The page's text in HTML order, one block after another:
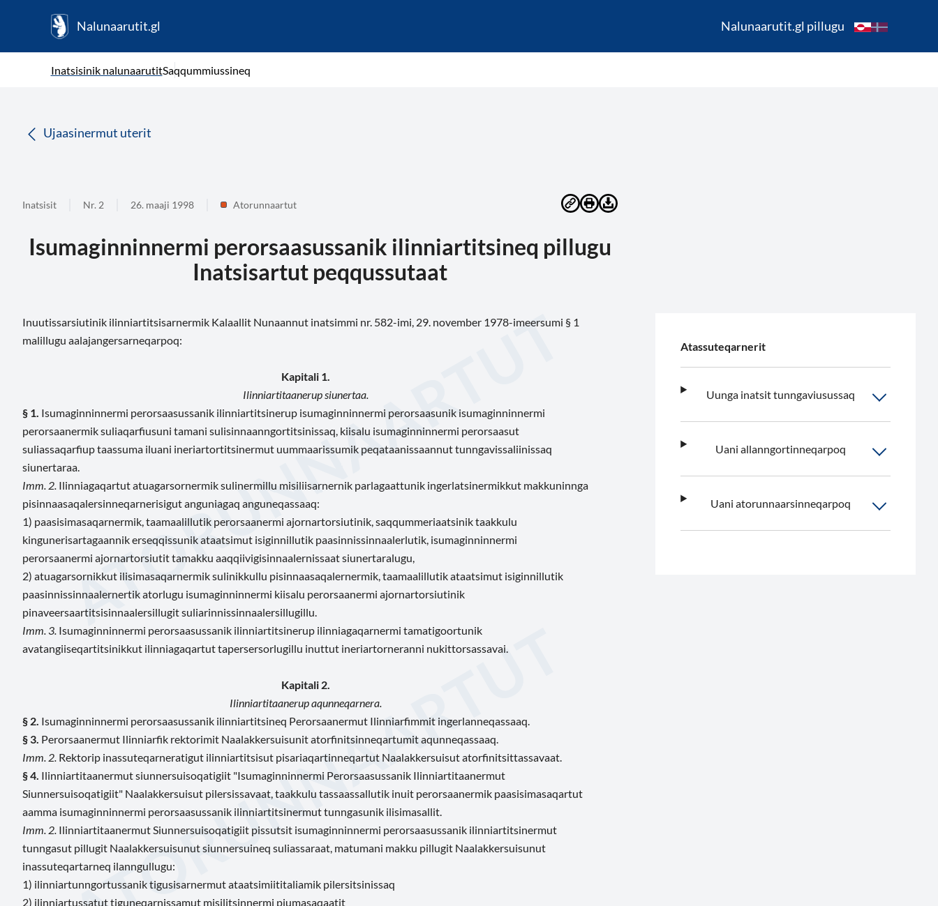
Nalunaarutit.gl Nalunaarutit.gl pillugu
Inatsisinik nalunaarutitSaqqummiussineq
Ujaasinermut uterit
Inatsisit Nr. 2 26. maaji 1998 Atorunnaartut
Isumaginninnermi perorsaasussanik ilinniartitsineq pillugu
Inatsisartut peqqussutaat
Inuutissarsiutinik ilinniartitsisarnermik Kalaallit Nunaannut inatsimmi nr. 582-imi, 29. november 1978-imeersumi § 1
malillugu aalajangersarneqarpoq:
Kapitali 1.
Ilinniartitaanerup siunertaa.
§ 1. Isumaginninnermi perorsaasussanik ilinniartitsinerup isumaginninnermi perorsaasunik isumaginninnermi
perorsaanermik suliaqarfiusuni tamani sulisinnaanngortitsinissaq, kiisalu isumaginninnermi perorsaasut
suliassaqarfiup taassuma iluani ineriartortitsinermut uummaarissumik peqataanissaannut tunngavissaliinissaq
siunertaraa.
Imm. 2. Ilinniagaqartut atuagarsornermik sulinermillu misiliisarnernik parlagaattunik ingerlatsinermikkut makkuninnga
pisinnaasaqalersinneqarnerisigut anguniagaq anguneqassaaq:
1) paasisimasaqarnermik, taamaalillutik perorsaanermi ajornartorsiutinik, saqqummeriaatsinik taakkulu
kingunerisartagaannik erseqqissunik ataatsimut isiginnillutik paasinnissinnaalerlutik, isumaginninnermi
perorsaanermi ajornartorsiutit tamakku aaqqiivigisinnaalernissaat siunertaralugu,
2) atuagarsornikkut ilisimasaqarnermik sulinikkullu pisinnaasaqalernermik, taamaalillutik ataatsimut isiginnillutik
paasinnissinnaalernertik atorlugu isumaginninnermi kiisalu perorsaanermi ajornartorsiutinik
pinaveersaartitsisinnaalersillugit suliarinnissinnaalersillugillu.
Imm. 3. Isumaginninnermi perorsaasussanik ilinniartitsinerup ilinniagaqarnermi tamatigoortunik
avatangiiseqartitsinikkut ilinniagaqartut tapersersorlugillu inuttut ineriartorneranni nukittorsassavai.
Kapitali 2.
Ilinniartitaanerup aqunneqarnera.
§ 2. Isumaginninnermi perorsaasussanik ilinniartitsineq Perorsaanermut Ilinniarfimmit ingerlanneqassaaq.
§ 3. Perorsaanermut Ilinniarfik rektorimit Naalakkersuisunit atorfinitsinneqartumit aqunneqassaaq.
Imm. 2. Rektorip inassuteqarneratigut ilinniartitsisut pisariaqartinneqartut Naalakkersuisut atorfinitsittassavaat.
§ 4. Ilinniartitaanermut siunnersuisoqatigiit "Isumaginninnermi Perorsaasussanik Ilinniartitaanermut
Siunnersuisoqatigiit" Naalakkersuisut pilersissavaat, taakkulu tassaassallutik inuit perorsaanermik paasisimasaqartut
aamma isumaginninnermi perorsaasussanik ilinniartitsinermut tunngasunik ilisimasallit.
Imm. 2. Ilinniartitaanermut Siunnersuisoqatigiit pissutsit isumaginninnermi perorsaasussanik ilinniartitsinermut
tunngasut pillugit Naalakkersuisunut siunnersuineq suliassaraat, matumani makku pillugit Naalakkersuisunut
inassuteqartarneq ilanngullugu:
1) ilinniartunngortussanik tigusisarnermut ataatsimiititaliamik pilersitsinissaq
2) ilinniartussatut tiguneqarnissamut misilitsinnermi piumasaqaatit
Atassuteqarnerit
Uunga inatsit tunngaviusussaq
Uani allanngortinneqarpoq
Uani atorunnaarsinneqarpoq